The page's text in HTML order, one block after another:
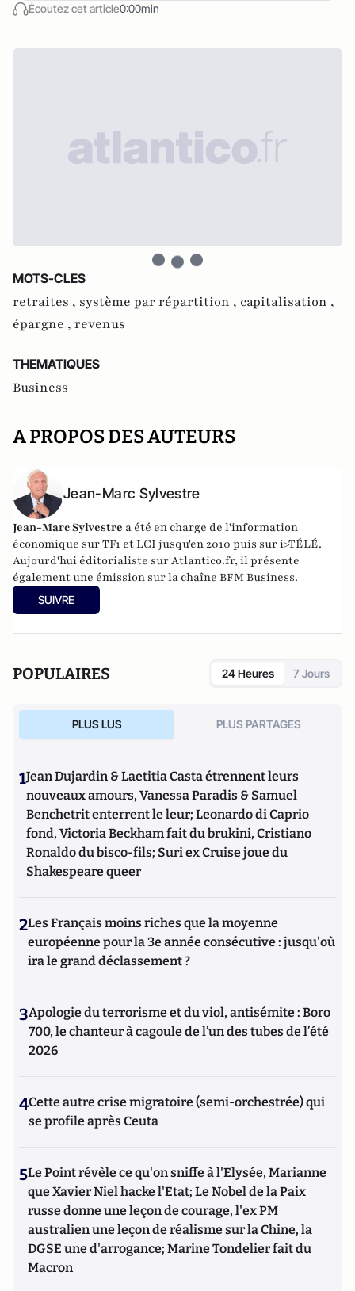
Écoutez cet article0:00min
MOTS-CLES
retraites , système par répartition , capitalisation ,
épargne , revenus
THEMATIQUES
Business
A PROPOS DES AUTEURS
Jean-Marc Sylvestre
Jean-Marc Sylvestre a été en charge de l'information
économique sur TF1 et LCI jusqu'en 2010 puis sur i>TÉLÉ.
Aujourd'hui éditorialiste sur Atlantico.fr, il présente
également une émission sur la chaîne BFM Business.
SUIVRE
POPULAIRES 24 Heures 7 Jours
PLUS LUS PLUS PARTAGES
1Jean Dujardin & Laetitia Casta étrennent leurs
nouveaux amours, Vanessa Paradis & Samuel
Benchetrit enterrent le leur; Leonardo di Caprio
fond, Victoria Beckham fait du brukini, Cristiano
Ronaldo du bisco-fils; Suri ex Cruise joue du
Shakespeare queer
2Les Français moins riches que la moyenne
européenne pour la 3e année consécutive : jusqu'où
ira le grand déclassement ?
3Apologie du terrorisme et du viol, antisémite : Boro
700, le chanteur à cagoule de l’un des tubes de l’été
2026
4Cette autre crise migratoire (semi-orchestrée) qui
se profile après Ceuta
5Le Point révèle ce qu'on sniffe à l'Elysée, Marianne
que Xavier Niel hacke l'Etat; Le Nobel de la Paix
russe donne une leçon de courage, l'ex PM
australien une leçon de réalisme sur la Chine, la
DGSE une d'arrogance; Marine Tondelier fait du
Macron